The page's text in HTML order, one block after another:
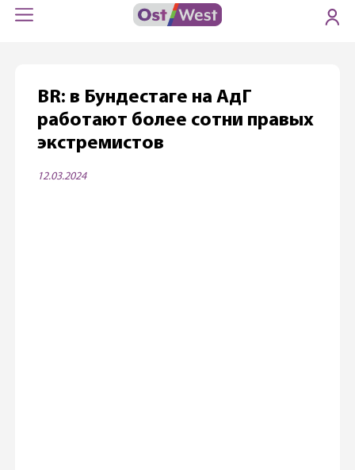
BR: в Бундестаге на АдГ
работают более сотни правых
экстремистов
12.03.2024